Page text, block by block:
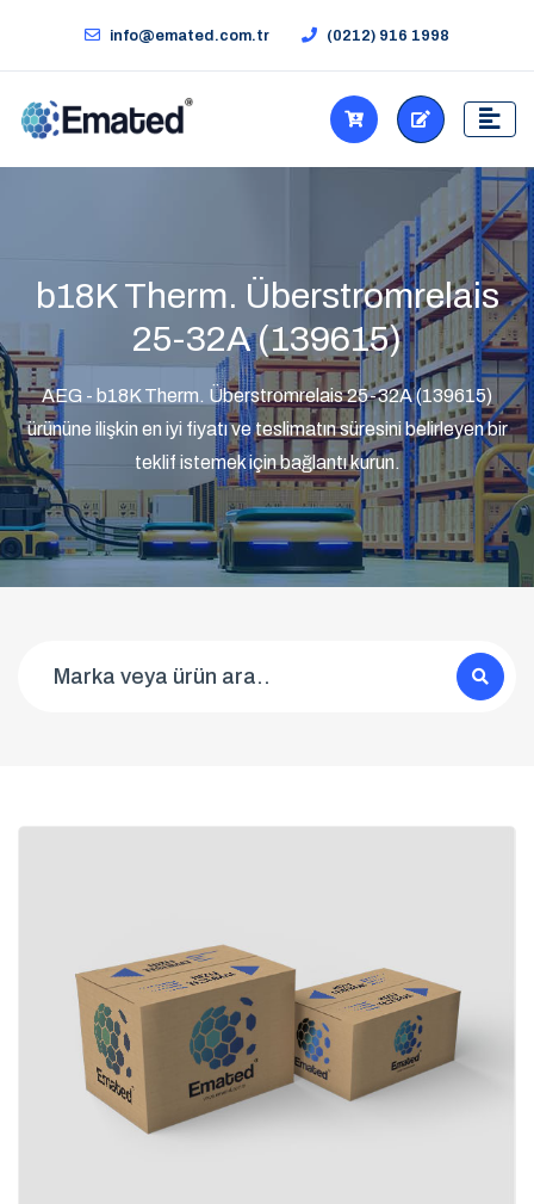
info@emated.com.tr (0212) 916 1998
b18K Therm. Überstromrelais
25-32A (139615)
AEG - b18K Therm. Überstromrelais 25-32A (139615)
ürününe ilişkin en iyi fiyatı ve teslimatın süresini belirleyen bir
teklif istemek için bağlantı kurun.